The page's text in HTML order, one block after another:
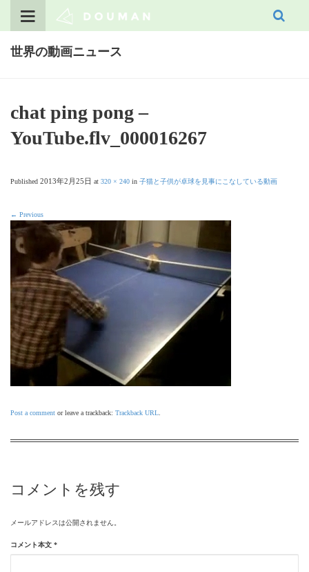
世界の動画ニュース
chat ping pong –
YouTube.flv_000016267
Published 2013年2月25日 at 320 × 240 in 子猫と子供が卓球を見事にこなしている動画
← Previous
Post a comment or leave a trackback: Trackback URL
コメントを残す
メールアドレスは公開されません。
コメント本文 *